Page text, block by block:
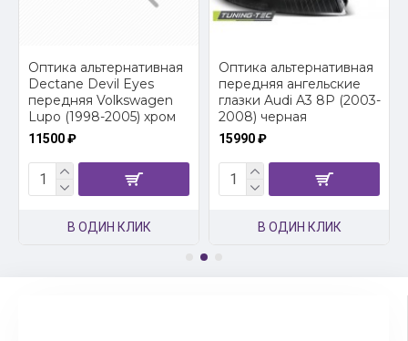
Оптика альтернативная
Dectane Devil Eyes
передняя Volkswagen
Lupo (1998-2005) хром
11500 ₽
В ОДИН КЛИК
Оптика альтернативная
передняя ангельские
глазки Audi A3 8P (2003-
2008) черная
15990 ₽
В ОДИН КЛИК